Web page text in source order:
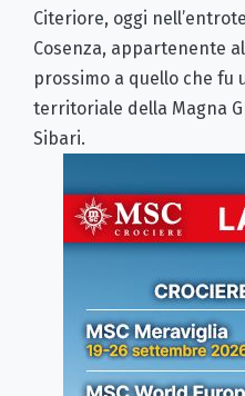
Citeriore, oggi
Cosenza, appartenente
prossimo a quello che fu
territoriale della Magna
Sibari.